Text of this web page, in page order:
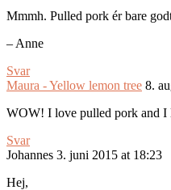
Mmmh. Pulled pork ér bare
– Anne
Svar
Maura - Yellow lemon tree 8.
WOW! I love pulled pork and I
Svar
Johannes 3. juni 2015 at 18:23
Hej,